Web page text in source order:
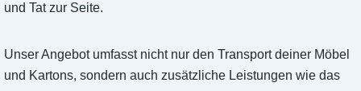
und Tat zur Seite.
Unser Angebot umfasst nicht nur den Transport deiner Möbel
und Kartons, sondern auch zusätzliche Leistungen wie das